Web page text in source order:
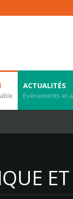
ACTUALITÉS
Événements et